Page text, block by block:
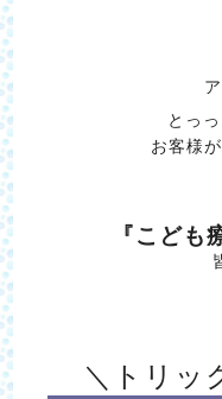
とっ
お客様
『こども
＼トリッ